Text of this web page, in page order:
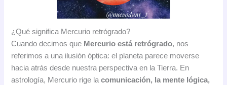
¿Qué significa Mercurio retrógrado?
Cuando decimos que Mercurio está retrógrado, nos
referimos a una ilusión óptica: el planeta parece moverse
hacia atrás desde nuestra perspectiva en la Tierra. En
astrología, Mercurio rige lacomunicación, la mente lógica,